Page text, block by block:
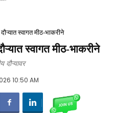
स्वागत मीठ-भाकरीने
स्वागत मीठ-भाकरीने
दौऱ्यावर
10:50 AM